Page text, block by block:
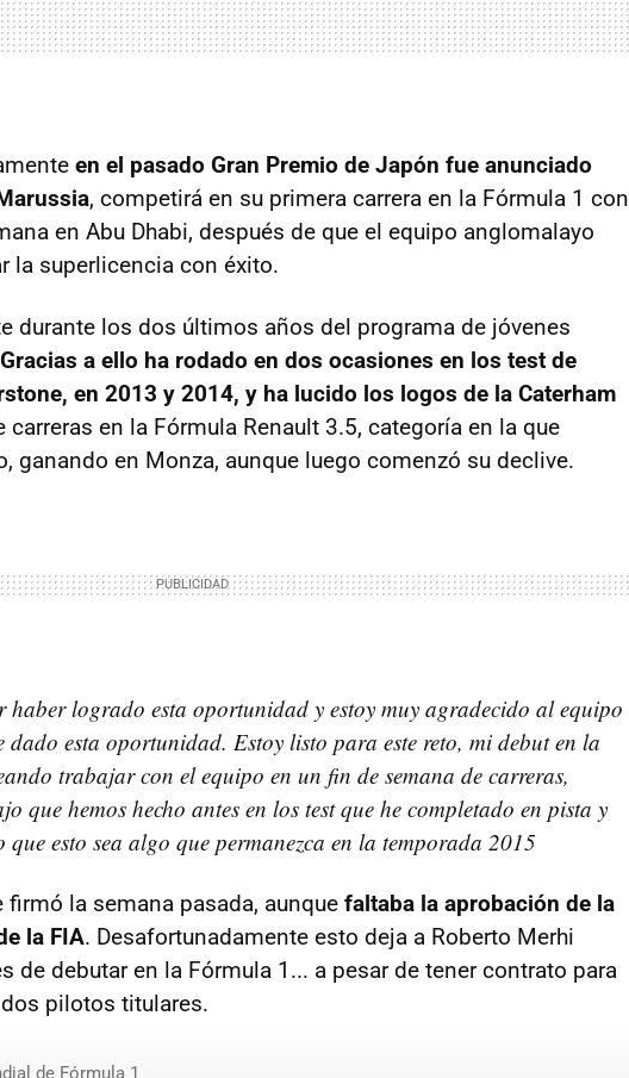
en el pasado Gran Premio de Japón fue anunciado
, competirá en su primera carrera en la Fórmula 1 con
en Abu Dhabi, después de que el equipo anglomalayo
la superlicencia con éxito.
durante los dos últimos años del programa de jóvenes
Gracias a ello ha rodado en dos ocasiones en los test de
en 2013 y 2014, y ha lucido los logos de la Caterham
carreras en la Fórmula Renault 3.5, categoría en la que
ganando en Monza, aunque luego comenzó su declive.
haber logrado esta oportunidad y estoy muy agradecido al equipo
dado esta oportunidad. Estoy listo para este reto, mi debut en la
trabajar con el equipo en un fin de semana de carreras,
que hemos hecho antes en los test que he completado en pista y
que esto sea algo que permanezca en la temporada 2015
firmó la semana pasada, aunque faltaba la aprobación de la
la FIA. Desafortunadamente esto deja a Roberto Merhi
de debutar en la Fórmula 1... a pesar de tener contrato para
pilotos titulares.
de Fórmula 1